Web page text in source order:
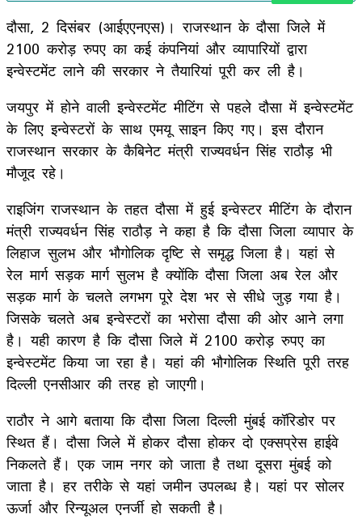
दौसा, 2 दिसंबर (आईएएनएस)। राजस्थान के दौसा जिले में
2100 करोड़ रुपए का कई कंपनियां और व्यापारियों द्वारा
इन्वेस्टमेंट लाने की सरकार ने तैयारियां पूरी कर ली है।
जयपुर में होने वाली इन्वेस्टमेंट मीटिंग से पहले दौसा में इन्वेस्टमेंट
के लिए इन्वेस्टरों के साथ एमयू साइन किए गए। इस दौरान
राजस्थान सरकार के कैबिनेट मंत्री राज्यवर्धन सिंह राठौड़ भी
मौजूद रहे।
राइजिंग राजस्थान के तहत दौसा में हुई इन्वेस्टर मीटिंग के दौरान
मंत्री राज्यवर्धन सिंह राठौड़ ने कहा है कि दौसा जिला व्यापार के
लिहाज सुलभ और भौगोलिक दृष्टि से समृद्ध जिला है। यहां से
रेल मार्ग सड़क मार्ग सुलभ है क्योंकि दौसा जिला अब रेल और
सड़क मार्ग के चलते लगभग पूरे देश भर से सीधे जुड़ गया है।
जिसके चलते अब इन्वेस्टरों का भरोसा दौसा की ओर आने लगा
है। यही कारण है कि दौसा जिले में 2100 करोड़ रुपए का
इन्वेस्टमेंट किया जा रहा है। यहां की भौगोलिक स्थिति पूरी तरह
दिल्ली एनसीआर की तरह हो जाएगी।
राठौर ने आगे बताया कि दौसा जिला दिल्ली मुंबई कॉरिडोर पर
स्थित हैं। दौसा जिले में होकर दौसा होकर दो एक्सप्रेस हाईवे
निकलते हैं। एक जाम नगर को जाता है तथा दूसरा मुंबई को
जाता है। हर तरीके से यहां जमीन उपलब्ध है। यहां पर सोलर
ऊर्जा और रिन्यूअल एनर्जी हो सकती है।